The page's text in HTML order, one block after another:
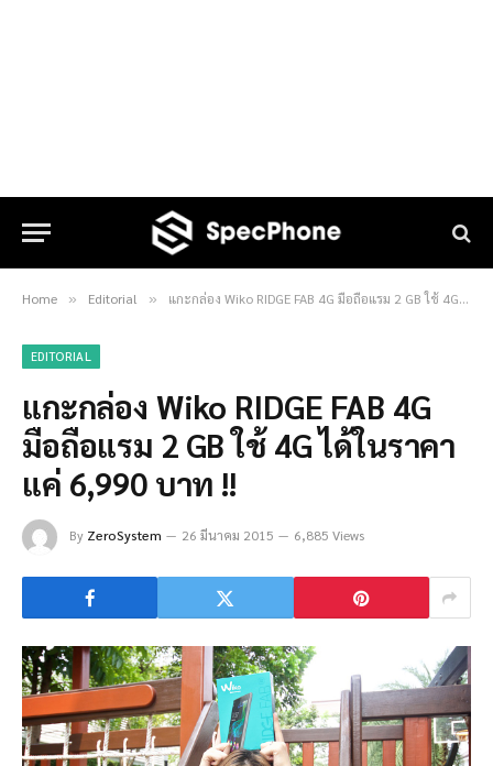
Home » Editorial » แกะกล่อง Wiko RIDGE FAB 4G มือถือแรม 2 GB ใช้ 4G ได้ในราคาแค่ 6,990 บาท !!
EDITORIAL
แกะกล่อง Wiko RIDGE FAB 4G
มือถือแรม 2 GB ใช้ 4G ได้ในราคา
แค่ 6,990 บาท !!
By ZeroSystem 26 มีนาคม 2015 6,885 Views